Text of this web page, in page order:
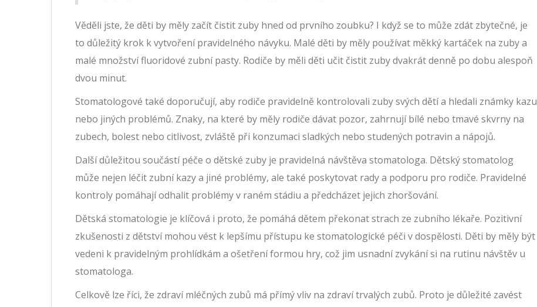
Věděli jste, že děti by měly začít čistit zuby hned od prvního zoubku? I když se to může zdát zbytečné, je
to důležitý krok k vytvoření pravidelného návyku. Malé děti by měly používat měkký kartáček na zuby a
malé množství fluoridové zubní pasty. Rodiče by měli děti učit čistit zuby dvakrát denně po dobu alespoň
dvou minut.
Stomatologové také doporučují, aby rodiče pravidelně kontrolovali zuby svých dětí a hledali známky kazu
nebo jiných problémů. Znaky, na které by měly rodiče dávat pozor, zahrnují bílé nebo tmavé skvrny na
zubech, bolest nebo citlivost, zvláště při konzumaci sladkých nebo studených potravin a nápojů.
Další důležitou součástí péče o dětské zuby je pravidelná návštěva stomatologa. Dětský stomatolog
může nejen léčit zubní kazy a jiné problémy, ale také poskytovat rady a podporu pro rodiče. Pravidelné
kontroly pomáhají odhalit problémy v raném stádiu a předcházet jejich zhoršování.
Dětská stomatologie je klíčová i proto, že pomáhá dětem překonat strach ze zubního lékaře. Pozitivní
zkušenosti z dětství mohou vést k lepšímu přístupu ke stomatologické péči v dospělosti. Děti by měly být
vedeni k pravidelným prohlídkám a ošetření formou hry, což jim usnadní zvykání si na rutinu návštěv u
stomatologa.
Celkově lze říci, že zdraví mléčných zubů má přímý vliv na zdraví trvalých zubů. Proto je důležité zavést